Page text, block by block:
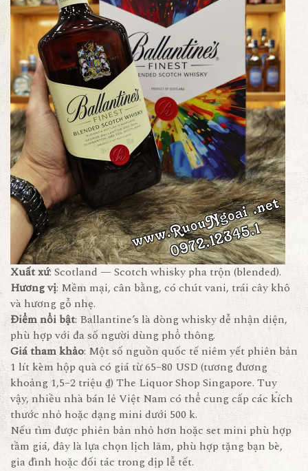
Xuất xứ: Scotland — Scotch whisky pha trộn (blended).
Hương vị: Mềm mại, cân bằng, có chút vani, trái cây khô
và hương gỗ nhẹ.
Điểm nổi bật: Ballantine’s là dòng whisky dễ nhận diện,
phù hợp với đa số người dùng phổ thông.
Giá tham khảo: Một số nguồn quốc tế niêm yết phiên bản
1 lít kèm hộp quà có giá từ 65–80 USD (tương đương
khoảng 1,5–2 triệu ₫) The Liquor Shop Singapore. Tuy
vậy, nhiều nhà bán lẻ Việt Nam có thể cung cấp các kích
thước nhỏ hoặc dạng mini dưới 500 k.
Nếu tìm được phiên bản nhỏ hơn hoặc set mini phù hợp
tầm giá, đây là lựa chọn lịch lãm, phù hợp tặng bạn bè,
gia đình hoặc đối tác trong dịp lễ tết.